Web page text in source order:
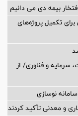
بیمه دی می دانیم
تكمیل پروژه‌های
سرمایه و فناوری/ از
نوسازی
و معدنی تأکید کردند